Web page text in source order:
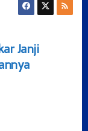
Janji